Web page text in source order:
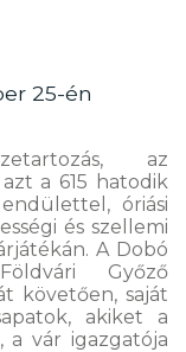
25-én
az
a 615 hatodik
óriási
és szellemi
A Dobó
Győző
követően, saját
akiket a
a vár igazgatója